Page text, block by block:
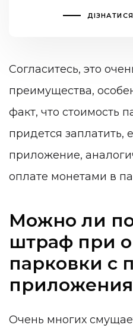
Согласитесь, это
преимущества,
факт, что стоимость
придется заплатить,
приложение,
оплате монетами в
Можно ли
штраф при
парковки с
Очень многих